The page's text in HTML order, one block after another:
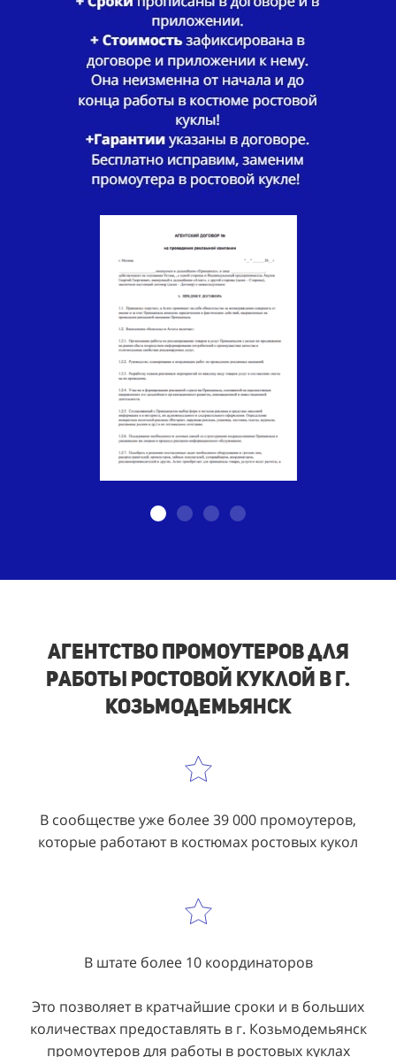
Агентство промоутеров для
работы ростовой куклой в г.
Козьмодемьянск
В сообществе уже более 39 000 промоутеров,
которые работают в костюмах ростовых кукол
В штате более 10 координаторов
Это позволяет в кратчайшие сроки и в больших
количествах предоставлять в г. Козьмодемьянск
промоутеров для работы в ростовых куклах